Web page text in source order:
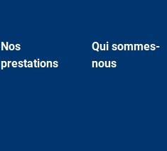
Nos
prestations
Qui sommes-
nous